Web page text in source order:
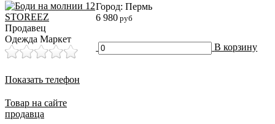
Продавец
Одежда Маркет
Показать телефон
Товар на сайте
продавца
Город: Пермь
6 980 руб
В корзину